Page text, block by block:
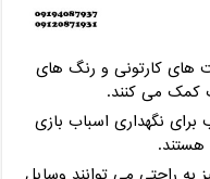
های کارتونی و رنگ های
کمک می کنند.
نگهداری اسباب بازی